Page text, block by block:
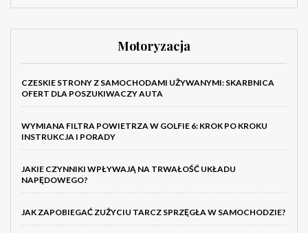
Motoryzacja
CZESKIE STRONY Z SAMOCHODAMI UŻYWANYMI: SKARBNICA
OFERT DLA POSZUKIWACZY AUTA
WYMIANA FILTRA POWIETRZA W GOLFIE 6: KROK PO KROKU
INSTRUKCJA I PORADY
JAKIE CZYNNIKI WPŁYWAJĄ NA TRWAŁOŚĆ UKŁADU
NAPĘDOWEGO?
JAK ZAPOBIEGAĆ ZUŻYCIU TARCZ SPRZĘGŁA W SAMOCHODZIE?